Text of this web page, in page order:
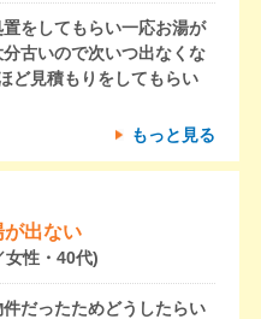
をしてもらい一応お湯が
古いので次いつ出なくな
ど見積もりをしてもらい
もっと見る
が出ない
女性・40代)
だったためどうしたらい